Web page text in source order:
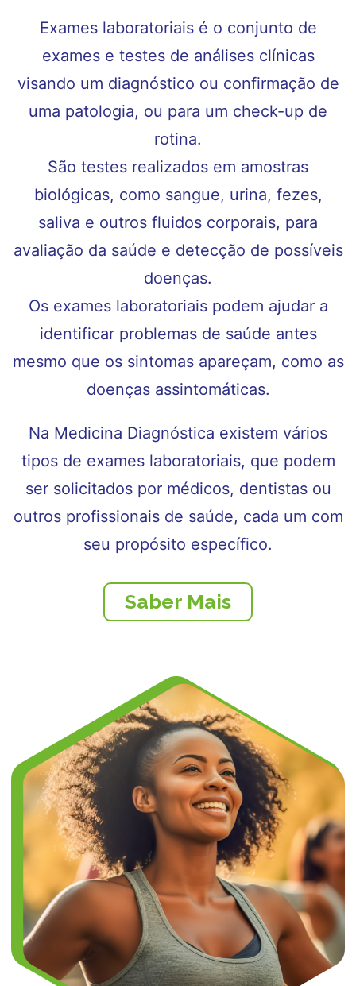
Exames laboratoriais é o conjunto de
exames e testes de análises clínicas
visando um diagnóstico ou confirmação de
uma patologia, ou para um check-up de
rotina.
São testes realizados em amostras
biológicas, como sangue, urina, fezes,
saliva e outros fluidos corporais, para
avaliação da saúde e detecção de possíveis
doenças.
Os exames laboratoriais podem ajudar a
identificar problemas de saúde antes
mesmo que os sintomas apareçam, como as
doenças assintomáticas.
Na Medicina Diagnóstica existem vários
tipos de exames laboratoriais, que podem
ser solicitados por médicos, dentistas ou
outros profissionais de saúde, cada um com
seu propósito específico.
Saber Mais